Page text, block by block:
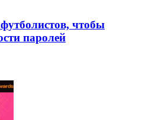
чтобы
паролей